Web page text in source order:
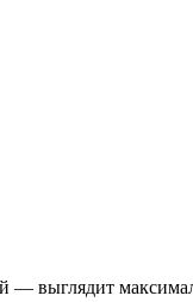
— выглядит